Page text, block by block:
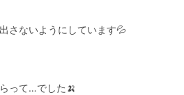
さないようにしています💦
って…でした🍌